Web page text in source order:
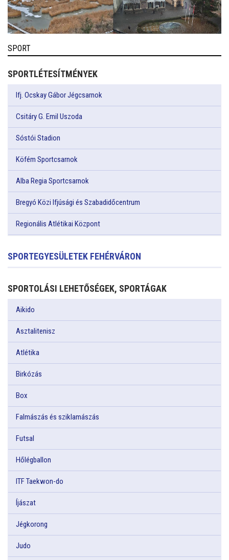
SPORT
SPORTLÉTESÍTMÉNYEK
Ifj. Ocskay Gábor Jégcsarnok
Csitáry G. Emil Uszoda
Sóstói Stadion
Köfém Sportcsarnok
Alba Regia Sportcsarnok
Bregyó Közi Ifjúsági és Szabadidőcentrum
Regionális Atlétikai Központ
SPORTEGYESÜLETEK FEHÉRVÁRON
SPORTOLÁSI LEHETŐSÉGEK, SPORTÁGAK
Aikido
Asztalitenisz
Atlétika
Birkózás
Box
Falmászás és sziklamászás
Futsal
Hőlégballon
ITF Taekwon-do
Íjászat
Jégkorong
Judo